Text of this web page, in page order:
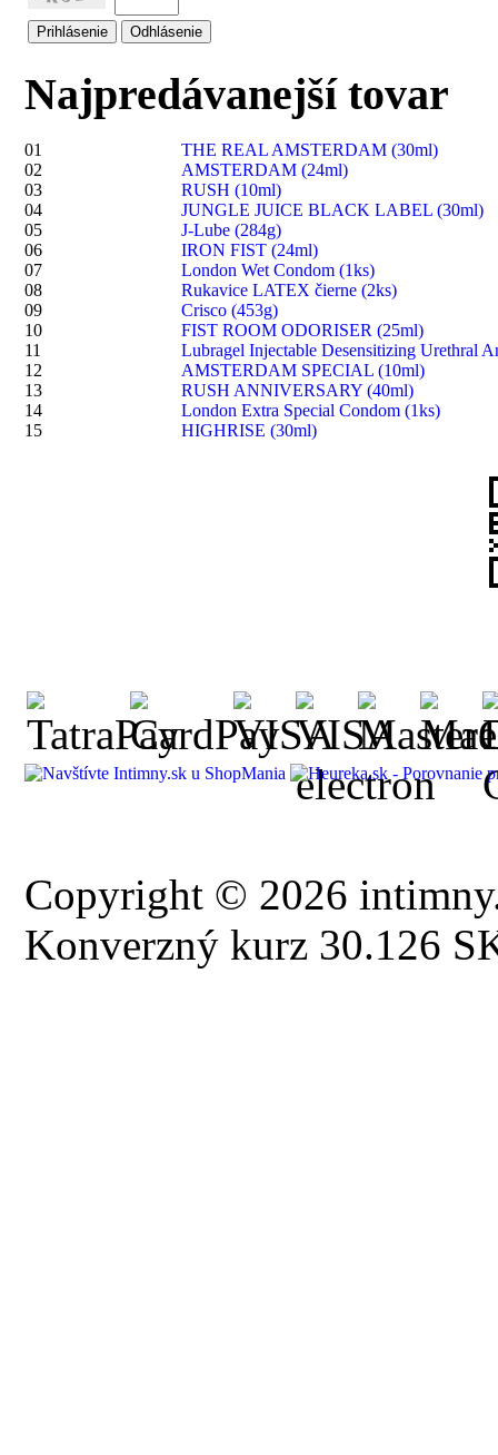
Najpredávanejší tovar
01
THE REAL AMSTERDAM (30ml)
02
AMSTERDAM (24ml)
03
RUSH (10ml)
04
JUNGLE JUICE BLACK LABEL (30ml)
05
J-Lube (284g)
06
IRON FIST (24ml)
07
London Wet Condom (1ks)
08
Rukavice LATEX čierne (2ks)
09
Crisco (453g)
10
FIST ROOM ODORISER (25ml)
11
Lubragel Injectable Desensitizing Urethral
12
AMSTERDAM SPECIAL (10ml)
13
RUSH ANNIVERSARY (40ml)
14
London Extra Special Condom (1ks)
15
HIGHRISE (30ml)
Copyright © 2026
Konverzný kurz 30.126